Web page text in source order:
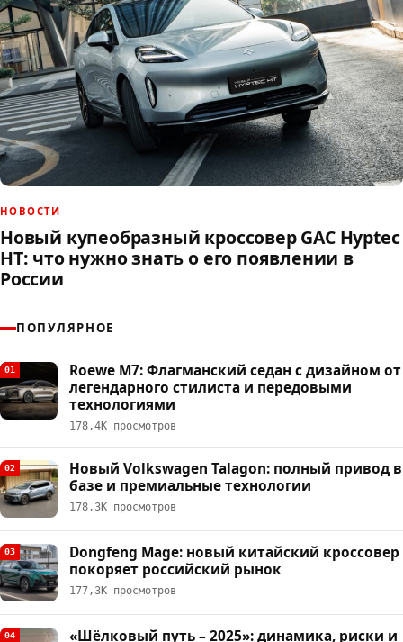
НОВОСТИ
Новый купеобразный кроссовер GAC Hyptec
HT: что нужно знать о его появлении в
России
ПОПУЛЯРНОЕ
01
Roewe M7: Флагманский седан с дизайном от
легендарного стилиста и передовыми
технологиями
178,4К просмотров
02
Новый Volkswagen Talagon: полный привод в
базе и премиальные технологии
178,3К просмотров
03
Dongfeng Mage: новый китайский кроссовер
покоряет российский рынок
177,3К просмотров
04 «Шёлковый путь – 2025»: динамика, риски и